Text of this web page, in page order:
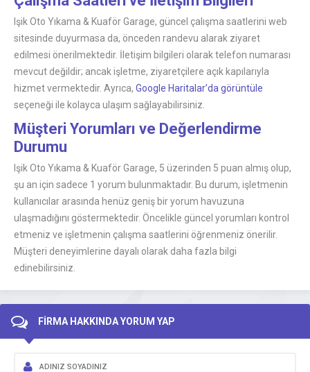
Işik Oto Yıkama & Kuaför Garage, güncel çalışma saatlerini web
sitesinde duyurmasa da, önceden randevu alarak ziyaret
edilmesi önerilmektedir. İletişim bilgileri olarak telefon numarası
mevcut değildir; ancak işletme, ziyaretçilere açık kapılarıyla
hizmet vermektedir. Ayrıca, Google Haritalar’da görüntüle
seçeneği ile kolayca ulaşım sağlayabilirsiniz.
Müşteri Yorumları ve Değerlendirme
Durumu
Işik Oto Yıkama & Kuaför Garage, 5 üzerinden 5 puan almış olup,
şu an için sadece 1 yorum bulunmaktadır. Bu durum, işletmenin
kullanıcılar arasında henüz geniş bir yorum havuzuna
ulaşmadığını göstermektedir. Öncelikle güncel yorumları kontrol
etmeniz ve işletmenin çalışma saatlerini öğrenmeniz önerilir.
Müşteri deneyimlerine dayalı olarak daha fazla bilgi
edinebilirsiniz.
FİRMA HAKKINDA YORUM YAP